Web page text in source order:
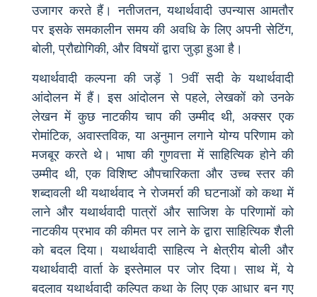
उजागर करते हैं। नतीजतन, यथार्थवादी उपन्यास आमतौर
पर इसके समकालीन समय की अवधि के लिए अपनी सेटिंग,
बोली, प्रौद्योगिकी, और विषयों द्वारा जुड़ा हुआ है।
यथार्थवादी कल्पना की जड़ें 1 9वीं सदी के यथार्थवादी
आंदोलन में हैं। इस आंदोलन से पहले, लेखकों को उनके
लेखन में कुछ नाटकीय चाप की उम्मीद थी, अक्सर एक
रोमांटिक, अवास्तविक, या अनुमान लगाने योग्य परिणाम को
मजबूर करते थे। भाषा की गुणवत्ता में साहित्यिक होने की
उम्मीद थी, एक विशिष्ट औपचारिकता और उच्च स्तर की
शब्दावली थी यथार्थवाद ने रोजमर्रा की घटनाओं को कथा में
लाने और यथार्थवादी पात्रों और साजिश के परिणामों को
नाटकीय प्रभाव की कीमत पर लाने के द्वारा साहित्यिक शैली
को बदल दिया। यथार्थवादी साहित्य ने क्षेत्रीय बोली और
यथार्थवादी वार्ता के इस्तेमाल पर जोर दिया। साथ में, ये
बदलाव यथार्थवादी कल्पित कथा के लिए एक आधार बन गए